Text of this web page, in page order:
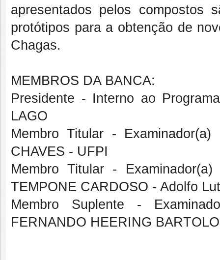
apresentados pelos compostos
protótipos para a obtenção de
Chagas.
MEMBROS DA BANCA:
Presidente - Interno ao
LAGO
Membro Titular -
CHAVES - UFPI
Membro Titular -
TEMPONE CARDOSO - Adolfo
Membro Suplente -
FERNANDO HEERING